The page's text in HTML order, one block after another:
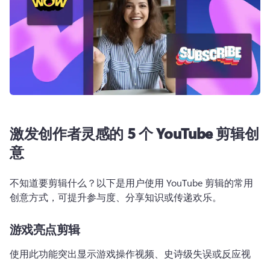
激发创作者灵感的 5 个 YouTube 剪辑创
意
不知道要剪辑什么？ 以下是用户使用 YouTube 剪辑的常用
创意方式，可提升参与度、分享知识或传递欢乐。
游戏亮点剪辑
使用此功能突出显示游戏操作视频、史诗级失误或反应视